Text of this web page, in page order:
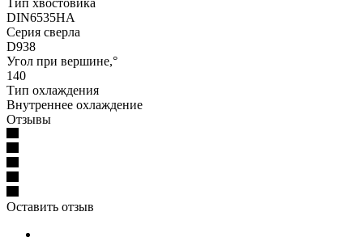
DIN6535HA
Серия сверла
D938
Угол при вершине,°
140
Тип охлаждения
Внутреннее охлаждение
Отзывы
Оставить отзыв